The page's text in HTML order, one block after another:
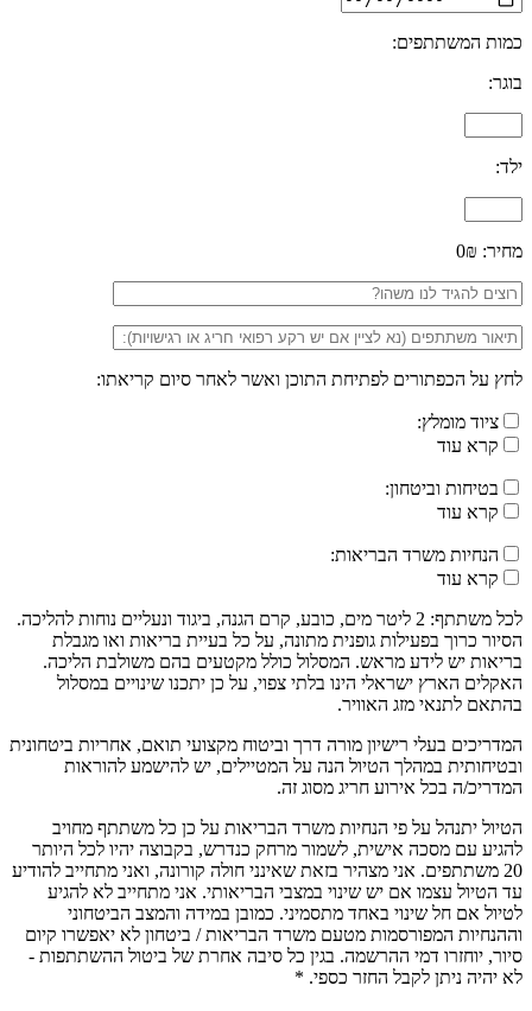
כמות המשתתפים:
בוגר:
ילד:
מחיר: 0₪
לחץ על הכפתורים לפתיחת התוכן ואשר לאחר סיום קריאתו:
ציוד מומלץ:
קרא עוד
בטיחות וביטחון:
קרא עוד
הנחיות משרד הבריאות:
קרא עוד
לכל משתתף: 2 ליטר מים, כובע, קרם הגנה, ביגוד ונעליים נוחות להליכה.
הסיור כרוך בפעילות גופנית מתונה, על כל בעיית בריאות ואו מגבלת
בריאות יש לידע מראש. המסלול כולל מקטעים בהם משולבת הליכה.
האקלים הארץ ישראלי הינו בלתי צפוי, על כן יתכנו שינויים במסלול
בהתאם לתנאי מזג האוויר.
המדריכים בעלי רישיון מורה דרך וביטוח מקצועי תואם, אחריות ביטחונית
ובטיחותית במהלך הטיול הנה על המטיילים, יש להישמע להוראות
המדריכ/ה בכל אירוע חריג מסוג זה.
הטיול יתנהל על פי הנחיות משרד הבריאות על כן כל משתתף מחויב
להגיע עם מסכה אישית, לשמור מרחק כנדרש, בקבוצה יהיו לכל היותר
20 משתתפים. אני מצהיר בזאת שאינני חולה קורונה, ואני מתחייב להודיע
עד הטיול עצמו אם יש שינוי במצבי הבריאותי. אני מתחייב לא להגיע
לטיול אם חל שינוי באחד מתסמיני. כמובן במידה והמצב הביטחוני
וההנחיות המפורסמות מטעם משרד הבריאות / ביטחון לא יאפשרו קיום
סיור, יוחזרו דמי ההרשמה. בגין כל סיבה אחרת של ביטול ההשתתפות -
לא יהיה ניתן לקבל החזר כספי. *